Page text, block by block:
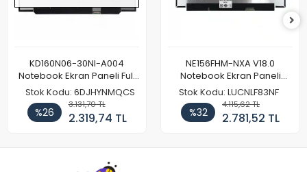
KD160N06-30NI-A004
Notebook Ekran Paneli Full
HD
Stok Kodu: 6DJHYNMQCS
%26
3.131,70 TL
2.319,74 TL
NE156FHM-NXA V18.0
Notebook Ekran Paneli
144Hz
Stok Kodu: LUCNLF83NF
%32
4.115,62 TL
2.781,52 TL